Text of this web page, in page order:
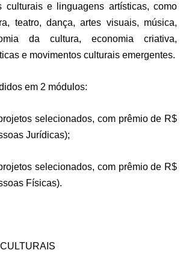
culturais e linguagens artísticas, como
teatro, dança, artes visuais, música,
da cultura, economia criativa,
e movimentos culturais emergentes.
em 2 módulos:
selecionados, com prêmio de R$
Jurídicas);
selecionados, com prêmio de R$
Físicas).